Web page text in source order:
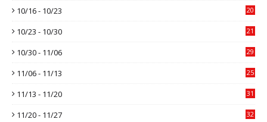
10/16 - 10/23 20
10/23 - 10/30 21
10/30 - 11/06 29
11/06 - 11/13 25
11/13 - 11/20 31
11/20 - 11/27 32